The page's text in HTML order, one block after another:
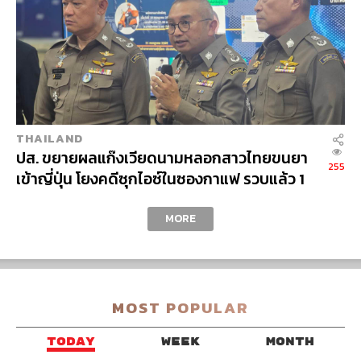
ไตรมาส 2/64 คาดกำไรโตเด่นสู่ระดับ 1.6 พันล้านบาท
255% เมื่อเทียบกับช่วงเดียวกันปีก่อน (YoY) และ 101%
จากไตรมาสก่อนหน้า (QoQ) จากการรับรู้รายได้
Backlog ซึ่งมีเริ่มโอนคอนโดมิเนียม 2 โครงการใหม่ คือ
ศุภาลัย พรีเมียร์ เจริญนคร (มูลค่า 3 พันล้านบาท ขายได้
100% โอนแล้ว 30%) และศุภาลัย ริวา แกรนด์ (มูลค่า 6.8
พันล้านบาท ขายได้ 76% และโอนแล้ว 30%)
หมื่นล้านบาท เติบโต 38%YoY (แบ่งเป็นมูลค่า
คอนโดมิเนียม 17% และแนวราบ 83%) แม้จะมีการปรับ
แผนเปิดตัวโครงการใหม่ปีนี้ โดยเลื่อนเปิดตัว
คอนโดมิเนียมใหม่ 2 โครงการจากไตรมาส 3/64 เป็น
แคมป์คนงาน
THAILAND
ปส. ขยายผลแก๊งเวียดนามหลอกสาวไทยขนยา
เข้าญี่ปุ่น โยงคดีซุกไอซ์ในซองกาแฟ รวบแล้ว 1
255
MORE
MOST POPULAR
TODAY WEEK MONTH